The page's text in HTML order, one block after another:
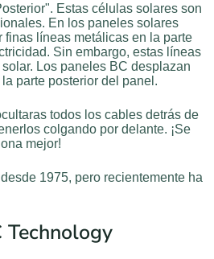
Estas células solares son
En los paneles solares
finas líneas metálicas en la parte
Sin embargo, estas líneas
Los paneles BC desplazan
parte posterior del panel.
todos los cables detrás de
colgando por delante. ¡Se
mejor!
1975, pero recientemente ha
Technology